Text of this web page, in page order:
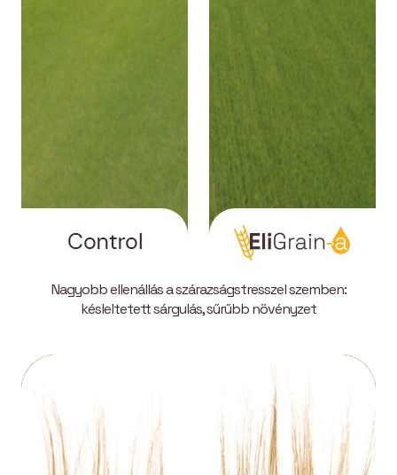
Nagyobb ellenállás a szárazságstresszel szemben:
késleltetett sárgulás, sűrűbb növényzet